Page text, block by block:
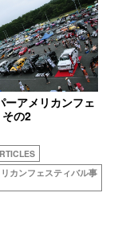
ーアメリカンフェ
の2
カンフェスティバル事